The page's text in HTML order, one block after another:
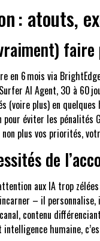
: atouts,
faire
en 6 mois via
AI Agent, 30 à 60
(voire plus) en
éviter les pénalités
plus vos priorités,
de
aux IA trop
– il
contenu
intelligence